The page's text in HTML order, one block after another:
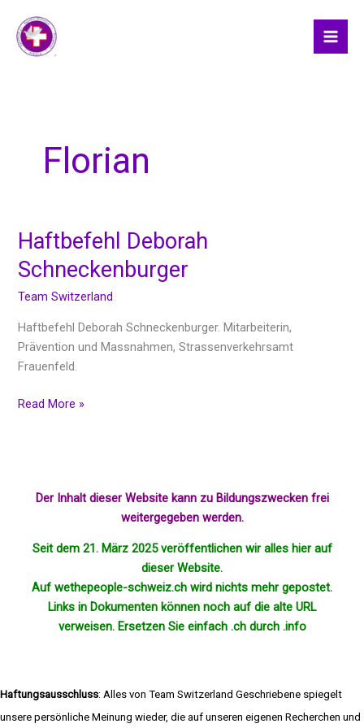
content
Florian
Haftbefehl Deborah
Schneckenburger
Team Switzerland
Haftbefehl Deborah Schneckenburger. Mitarbeiterin,
Prävention und Massnahmen, Strassenverkehrsamt
Frauenfeld.
Haftbefehl
Schneckenburger
Read More »
Der Inhalt dieser Website kann zu Bildungszwecken frei
weitergegeben werden.
Seit dem 21. März 2025 veröffentlichen wir alles hier auf
dieser Website.
Auf wethepeople-schweiz.ch wird nichts mehrgepostet.
Links in Dokumenten können noch auf die alte URL
verweisen. Ersetzen Sie einfach .ch durch .info
Haftungsausschluss: Alles von Team Switzerland Geschriebene spiegelt
unsere persönliche Meinung wieder, die auf unseren eigenen Recherchen und